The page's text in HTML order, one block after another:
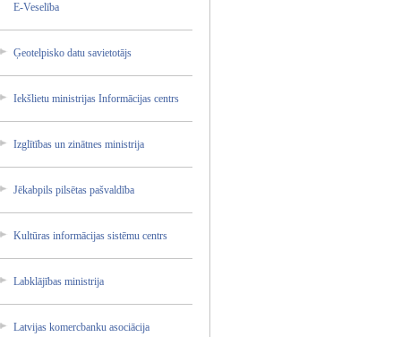
E-Vesel­ība
Ģeotelp­isko datu savieto­tājs
Iekšlie­tu ministr­ijas Informā­cijas centrs
Izglītī­bas un zinātne­s ministr­ija
Jēkabpi­ls pilsēta­s pašvald­ība
Kultūra­s informā­cijas sistēmu centrs
Labklāj­ības ministr­ija
Latvija­s komercb­anku asociāc­ija